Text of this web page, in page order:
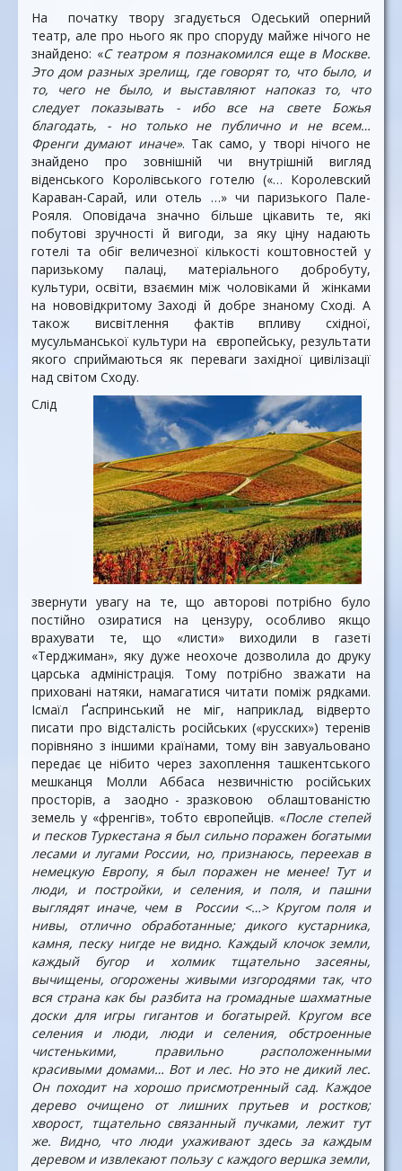
На початку твору згадується Одеський оперний
театр, але про нього як про споруду майже нічого не
знайдено: «С театром я познакомился еще в Москве.
Это дом разных зрелищ, где говорят то, что было, и
то, чего не было, и выставляют напоказ то, что
следует показывать - ибо все на свете Божья
благодать, - но только не публично и не всем…
Френги думают иначе». Так само, у творі нічого не
знайдено про зовнішній чи внутрішній вигляд
віденського Королівського готелю («… Королевский
Караван-Сарай, или отель …» чи паризького Пале-
Рояля. Оповідача значно більше цікавить те, які
побутові зручності й вигоди, за яку ціну надають
готелі та обіг величезної кількості коштовностей у
паризькому палаці, матеріального добробуту,
культури, освіти, взаємин між чоловіками й жінками
на нововідкритому Заході й добре знаному Сході. А
також висвітлення фактів впливу східної,
мусульманської культури на європейську, результати
якого сприймаються як переваги західної цивілізації
над світом Сходу.
Слід
звернути увагу на те, що авторові потрібно було
постійно озиратися на цензуру, особливо якщо
врахувати те, що «листи» виходили в газеті
«Терджиман», яку дуже неохоче дозволила до друку
царська адміністрація. Тому потрібно зважати на
приховані натяки, намагатися читати поміж рядками.
Ісмаїл Ґаспринський не міг, наприклад, відверто
писати про відсталість російських («русских») теренів
порівняно з іншими країнами, тому він завуальовано
передає це нібито через захоплення ташкентського
мешканця Молли Аббаса незвичністю російських
просторів, а заодно - зразковою облаштованістю
земель у «френгів», тобто європейців. «После степей
и песков Туркестана я был сильно поражен богатыми
лесами и лугами России, но, признаюсь, переехав в
немецкую Европу, я был поражен не менее! Тут и
люди, и постройки, и селения, и поля, и пашни
выглядят иначе, чем в России <…> Кругом поля и
нивы, отлично обработанные; дикого кустарника,
камня, песку нигде не видно. Каждый клочок земли,
каждый бугор и холмик тщательно засеяны,
вычищены, огорожены живыми изгородями так, что
вся страна как бы разбита на громадные шахматные
доски для игры гигантов и богатырей. Кругом все
селения и люди, люди и селения, обстроенные
чистенькими, правильно расположенными
красивыми домами… Вот и лес. Но это не дикий лес.
Он походит на хорошо присмотренный сад. Каждое
дерево очищено от лишних прутьев и ростков;
хворост, тщательно связанный пучками, лежит тут
же. Видно, что люди ухаживают здесь за каждым
деревом и извлекают пользу с каждого вершка земли,